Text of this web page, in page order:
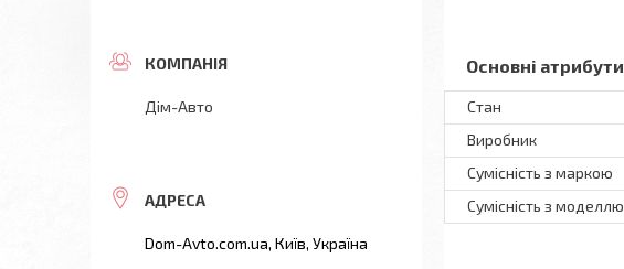
Основні атрибути
Стан
Виробник
Сумісність з маркою
Сумісність з моделлю
Дім-Авто
Dom-Avto.com.ua, Київ, Україна